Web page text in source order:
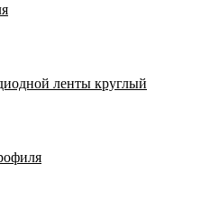
ленты круглый